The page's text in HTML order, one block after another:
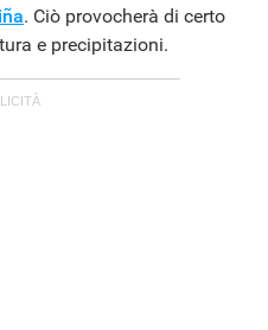
. Ciò provocherà di certo
e precipitazioni.